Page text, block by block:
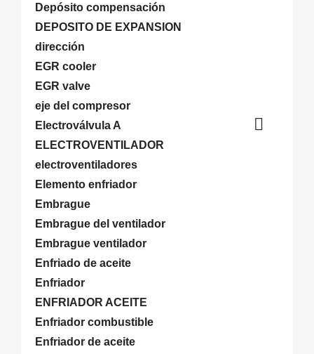
Depósito compensación
DEPOSITO DE EXPANSION
dirección
EGR cooler
EGR valve
eje del compresor
Electroválvula A

ELECTROVENTILADOR
electroventiladores
Elemento enfriador
Embrague
Embrague del ventilador
Embrague ventilador
Enfriado de aceite
Enfriador
ENFRIADOR ACEITE
Enfriador combustible
Enfriador de aceite